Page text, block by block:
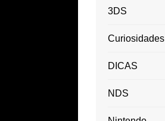
3DS
Curiosidades
DICAS
NDS